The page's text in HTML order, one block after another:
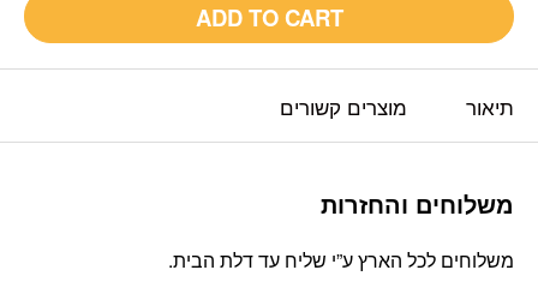
ADD TO CART
תיאור מוצרים קשורים
משלוחים והחזרות
משלוחים לכל הארץ ע”י שליח עד דלת הבית.